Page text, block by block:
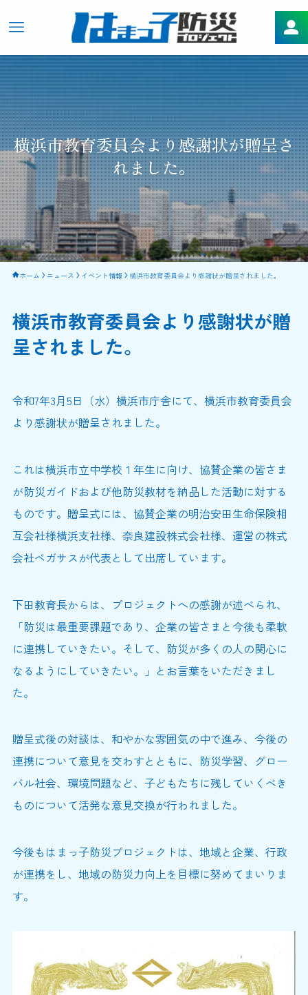
横浜市教育委員会より感謝状が贈呈さ
れました。
ホーム ニュース イベント情報 横浜市教育委員会より感謝状が贈呈されました。
横浜市教育委員会より感謝状が贈
呈されました。
令和7年3月5日（水）横浜市庁舎にて、横浜市教育委員会
より感謝状が贈呈されました。
これは横浜市立中学校１年生に向け、協賛企業の皆さま
が防災ガイドおよび他防災教材を納品した活動に対する
ものです。贈呈式には、協賛企業の明治安田生命保険相
互会社様横浜支社様、奈良建設株式会社様、運営の株式
会社ペガサスが代表として出席しています。
下田教育長からは、プロジェクトへの感謝が述べられ、
「防災は最重要課題であり、企業の皆さまと今後も柔軟
に連携していきたい。そして、防災が多くの人の関心に
なるようにしていきたい。」とお言葉をいただきまし
た。
贈呈式後の対談は、和やかな雰囲気の中で進み、今後の
連携について意見を交わすとともに、防災学習、グロー
バル社会、環境問題など、子どもたちに残していくべき
ものについて活発な意見交換が行われました。
今後もはまっ子防災プロジェクトは、地域と企業、行政
が連携をし、地域の防災力向上を目標に努めてまいりま
す。